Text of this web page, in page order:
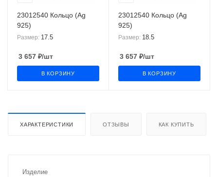
23012540 Кольцо (Ag
925)
Размер: 17.5
3 657 ₽/шт
В КОРЗИНУ
23012540 Кольцо (Ag
925)
Размер: 18.5
3 657 ₽/шт
В КОРЗИНУ
ХАРАКТЕРИСТИКИ ОТЗЫВЫ КАК КУПИТЬ
Изделие